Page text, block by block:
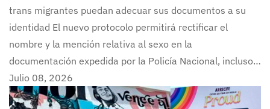
trans migrantes puedan adecuar sus documentos a su
identidad El nuevo protocolo permitirá rectificar el
nombre y la mención relativa al sexo en la
documentación expedida por la Policía Nacional, incluso…
Julio 08, 2026